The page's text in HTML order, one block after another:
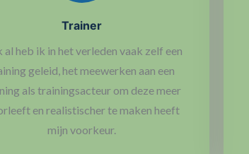
Trainer
al heb ik in het verleden vaak zelf een
geleid, het meewerken aan een
als trainingsacteur om deze meer
en realistischer te maken heeft
mijn voorkeur.